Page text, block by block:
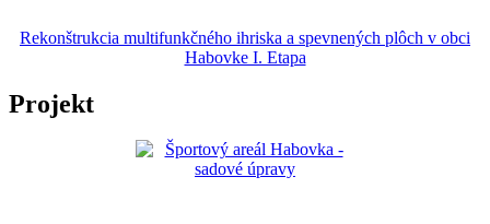
Rekonštrukcia multifunkčného ihriska a spevnených plôch v obci
Habovke I. Etapa
Projekt